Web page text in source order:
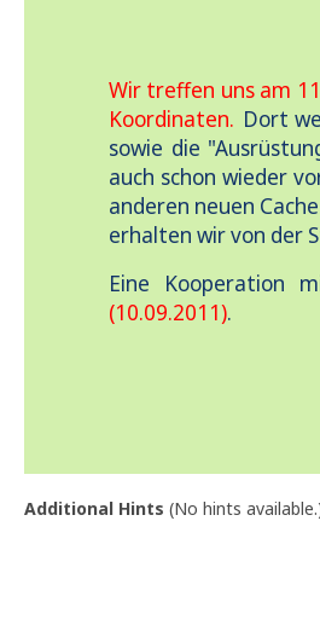
Wir treffen uns am
Koordinaten. Dort
sowie die
auch schon wieder
anderen neuen
erhalten wir von der
Eine Kooperation
(10.09.2011).
Additional Hints (No hints available.